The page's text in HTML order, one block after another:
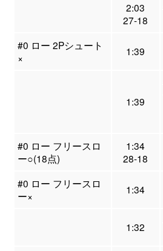
2:03
27-18
#0 ロー 2Pシュート
×
1:39
1:39
#0 ロー フリースロ
ー○(18点)
1:34
28-18
#0 ロー フリースロ
ー×
1:34
1:32